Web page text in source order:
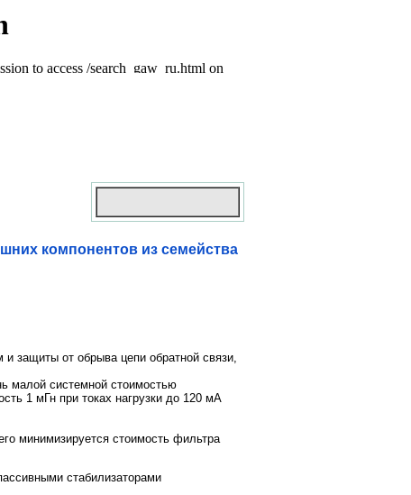
компонентов из семейства
защиты от обрыва цепи обратной связи,
малой системной стоимостью
1 мГн при токах нагрузки до 120 мА
минимизируется стоимость фильтра
стабилизаторами